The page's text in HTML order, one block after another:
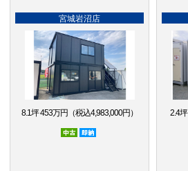
宮城岩沼店
8.1坪 453万円（税込4,983,000円）
中古
2.4